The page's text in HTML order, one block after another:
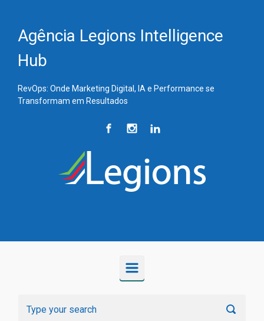
Agência Legions Intelligence
Hub
RevOps: Onde Marketing Digital, IA e Performance se
Transformam em Resultados